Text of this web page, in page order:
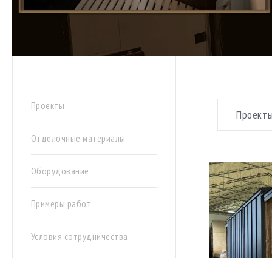
Проекты
Отделочные материалы
Оборудование
Примеры работ
Условия сотрудничества